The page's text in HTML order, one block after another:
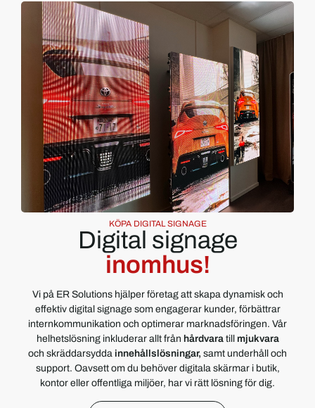
KÖPA DIGITAL SIGNAGE
Digital signage
inomhus!
Vi på ER Solutions hjälper företag att skapa dynamisk och
effektiv digital signage som engagerar kunder, förbättrar
internkommunikation och optimerar marknadsföringen. Vår
helhetslösning inkluderar allt från hårdvaratill mjukvara
och skräddarsydda innehållslösningar, samt underhåll och
support. Oavsett om du behöver digitala skärmar i butik,
kontor eller offentliga miljöer, har vi rätt lösning för dig.